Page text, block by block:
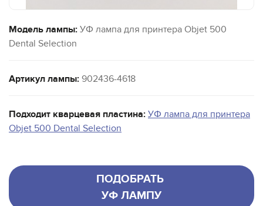
Модель лампы: УФ лампа для принтера Objet 500
Dental Selection
Артикул лампы: 902436-4618
Подходит кварцевая пластина: УФ лампа для принтера
Objet 500 Dental Selection
ПОДОБРАТЬ
УФ ЛАМПУ